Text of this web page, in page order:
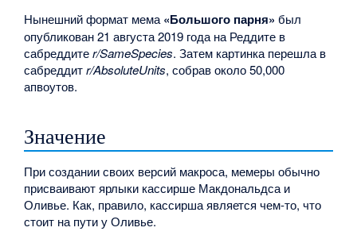
Нынешний формат мема «Большого парня» был
опубликован 21 августа 2019 года на Реддите в
сабреддитеr/SameSpecies. Затем картинка перешла в
сабреддитr/AbsoluteUnits, собрав около 50,000
апвоутов.
Значение
При создании своих версий макроса, мемеры обычно
присваивают ярлыки кассирше Макдональдса и
Оливье. Как, правило, кассирша является чем-то, что
стоит на пути у Оливье.